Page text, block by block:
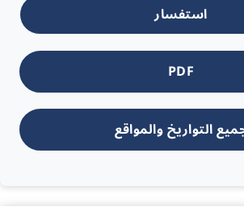
استفسار
PDF
التواريخ والمواقع